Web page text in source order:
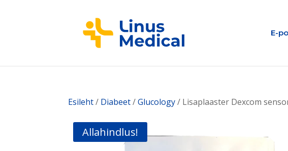
E-
Esileht/ Diabeet/Glucology/ Lisaplaaster Dexcom
Allahindlus!